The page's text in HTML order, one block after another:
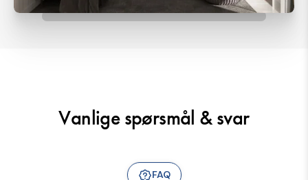
Vanlige spørsmål & svar
FAQ